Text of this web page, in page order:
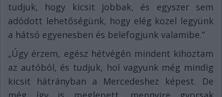
tudjuk, hogy kicsit jobbak, és egyszer sem
adódott lehetőségünk, hogy elég közel legyünk
a hátsó egyenesben és belefogjunk valamibe.”
„Úgy érzem, egész hétvégén mindent kihoztam
az autóból, és tudjuk, hol vagyunk még mindig
kicsit hátrányban a Mercedeshez képest. De